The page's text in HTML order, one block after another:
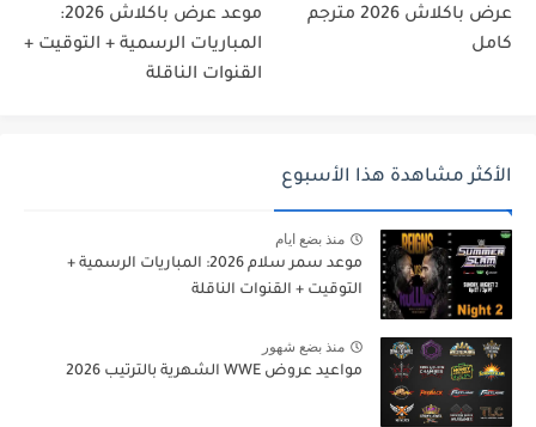
عرض باكلاش 2026 مترجم
كامل
موعد عرض باكلاش 2026:
المباريات الرسمية + التوقيت +
القنوات الناقلة
الأكثر مشاهدة هذا الأسبوع
منذ بضع ايام
موعد سمر سلام 2026: المباريات الرسمية +
التوقيت + القنوات الناقلة
منذ بضع شهور
مواعيد عروض WWE الشهرية بالترتيب 2026